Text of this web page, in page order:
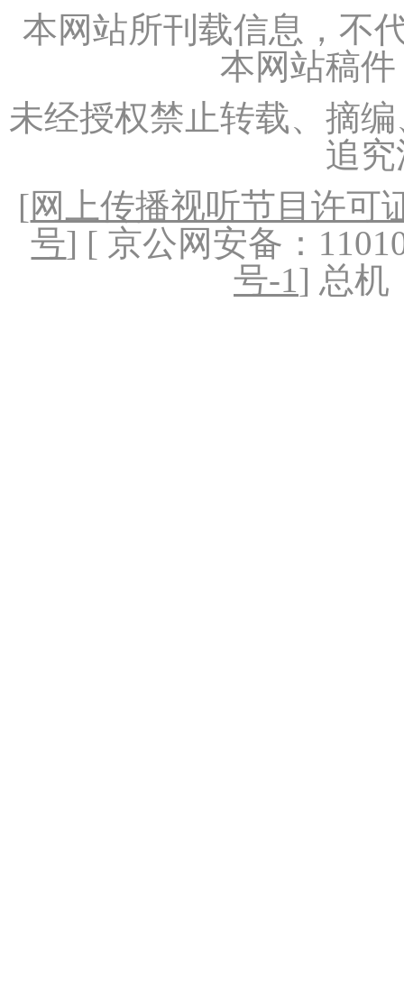
本网站所刊载信息，不
本网站稿
未经授权禁止转载、摘
追
[网上传播视听节目许可
号] [ 京公网安备：
号-1] 总机